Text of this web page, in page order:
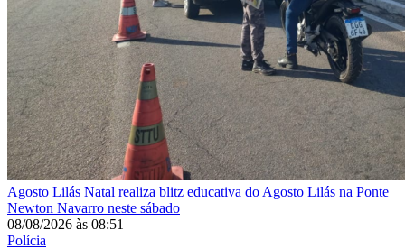
Agosto Lilás Natal realiza blitz educativa do Agosto Lilás na Ponte
Newton Navarro neste sábado
08/08/2026 às 08:51
Polícia